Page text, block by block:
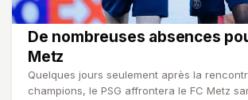
De nombreuses absences
Metz
Quelques jours seulement après la
champions, le PSG affrontera le FC Metz